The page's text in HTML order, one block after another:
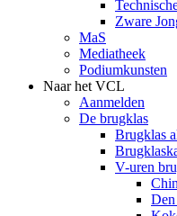
Zware
MaS
Mediatheek
Podiumkunsten
Naar het VCL
Aanmelden
De brugklas
Brugklas
V-uren